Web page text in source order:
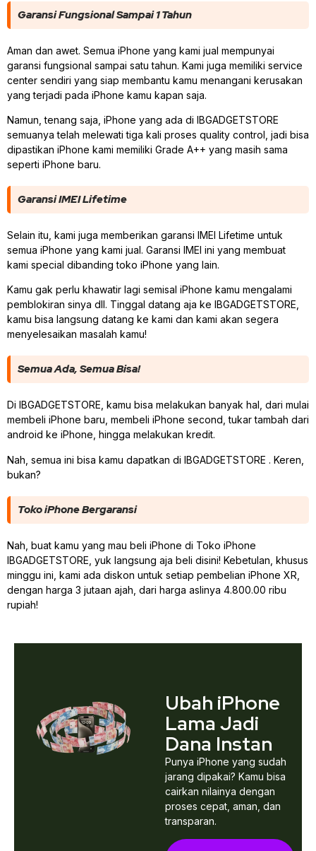
Garansi Fungsional Sampai 1 Tahun
Aman dan awet. Semua iPhone yang kami jual mempunyai
garansi fungsional sampai satu tahun. Kami juga memiliki service
center sendiri yang siap membantu kamu menangani kerusakan
yang terjadi pada iPhone kamu kapan saja.
Namun, tenang saja, iPhone yang ada di IBGADGETSTORE
semuanya telah melewati tiga kali proses quality control, jadi bisa
dipastikan iPhone kami memiliki Grade A++ yang masih sama
seperti iPhone baru.
Garansi IMEI Lifetime
Selain itu, kami juga memberikan garansi IMEI Lifetime untuk
semua iPhone yang kami jual. Garansi IMEI ini yang membuat
kami special dibanding toko iPhone yang lain.
Kamu gak perlu khawatir lagi semisal iPhone kamu mengalami
pemblokiran sinya dll. Tinggal datang aja ke IBGADGETSTORE,
kamu bisa langsung datang ke kami dan kami akan segera
menyelesaikan masalah kamu!
Semua Ada, Semua Bisa!
Di IBGADGETSTORE, kamu bisa melakukan banyak hal, dari mulai
membeli iPhone baru, membeli iPhone second, tukar tambah dari
android ke iPhone, hingga melakukan kredit.
Nah, semua ini bisa kamu dapatkan di IBGADGETSTORE . Keren,
bukan?
Toko iPhone Bergaransi
Nah, buat kamu yang mau beli iPhone di Toko iPhone
IBGADGETSTORE, yuk langsung aja beli disini! Kebetulan, khusus
minggu ini, kami ada diskon untuk setiap pembelian iPhone XR,
dengan harga 3 jutaan ajah, dari harga aslinya 4.800.00 ribu
rupiah!
Ubah iPhone
Lama Jadi
Dana Instan
Punya iPhone yang sudah
jarang dipakai? Kamu bisa
cairkan nilainya dengan
proses cepat, aman, dan
transparan.